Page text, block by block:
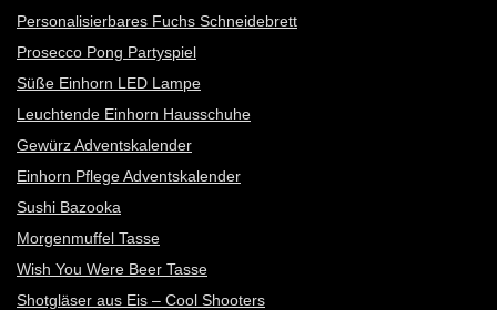
Personalisierbares Fuchs Schneidebrett
Prosecco Pong Partyspiel
Süße Einhorn LED Lampe
Leuchtende Einhorn Hausschuhe
Gewürz Adventskalender
Einhorn Pflege Adventskalender
Sushi Bazooka
Morgenmuffel Tasse
Wish You Were Beer Tasse
Shotgläser aus Eis – Cool Shooters